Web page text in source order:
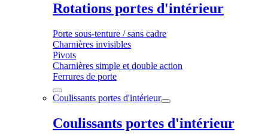
Rotations portes d'intérieur
Porte sous-tenture / sans cadre
Charnières invisibles
Pivots
Charnières simple et double action
Ferrures de porte
Coulissants portes d'intérieur
Coulissants portes d'intérieur